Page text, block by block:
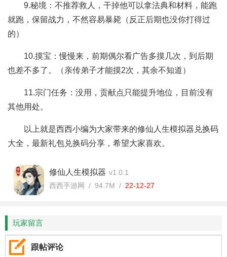
9.秘境：不推荐救人，干掉他可以拿法典和材料，能跑
就跑，保留战力，不然容易暴毙（反正后期也没你打得过
的）
10.摸宝：慢慢来，前期偶尔看广告多摸几次，到后期
也差不多了。（亲传弟子才能摸2次，其余不知道）
11.宗门任务：没用，贡献点只能提升地位，目前没有
其他用处。
以上就是西西小编为大家带来的修仙人生模拟器兑换码
大全，最新礼包兑换码分享，希望大家喜欢。
修仙人生模拟器 v1.0.1
西西手游网 / 94.7M / 22-12-27
玩家留言
跟帖评论